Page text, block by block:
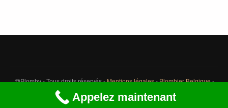
@Plomby - Tous droits réservés -Mentions légales-Plombier Belgique-
Débouchage Belgique
Appelez maintenant